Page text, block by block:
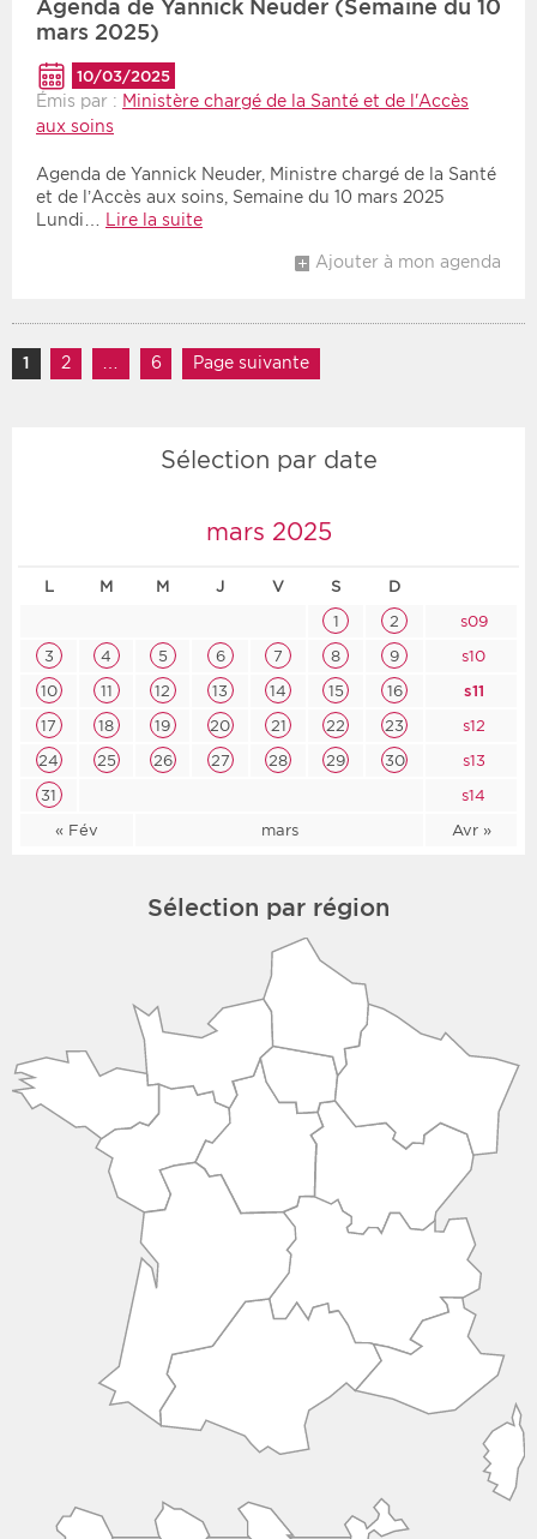
Agenda de Yannick Neuder (Semaine du 10
mars 2025)
10/03/2025
Émis par : Ministère chargé de la Santé et de l'Accès
aux soins
Agenda de Yannick Neuder, Ministre chargé de la Santé
et de l’Accès aux soins, Semaine du 10 mars 2025
Lundi…
Lire la suite
Ajouter à mon agenda
Navigation des articles
Page
1 Page
2 … Page
6 Page suivante
Sélection par date
mars 2025
L M M J V S D
« Fév mars Avr »
1 2
s09
3
4 5 6 7 8 9
s10
10
11 12 13 14 15 16
s11
17
18 19 20 21 22 23
s12
24
25 26 27 28 29 30
s13
31
s14
Sélection par région